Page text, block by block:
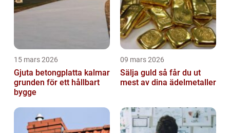
15 mars 2026
Gjuta betongplatta kalmar
grunden för ett hållbart
bygge
09 mars 2026
Sälja guld så får du ut
mest av dina ädelmetaller